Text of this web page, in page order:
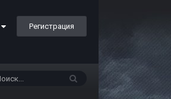
Регистрация